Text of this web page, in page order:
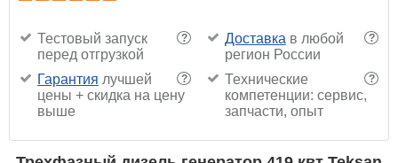
?
Тестовый запуск
перед отгрузкой
?
Доставка в любой
регион России
?
Гарантия лучшей
цены + скидка на цену
выше
?
Технические
компетенции: сервис,
запчасти, опыт